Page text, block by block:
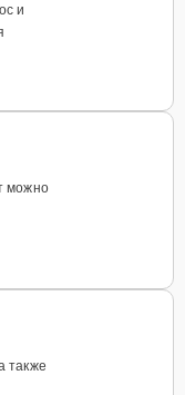
и
можно
также